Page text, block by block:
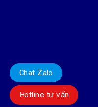
Chat Zalo
Hotline tư vấn